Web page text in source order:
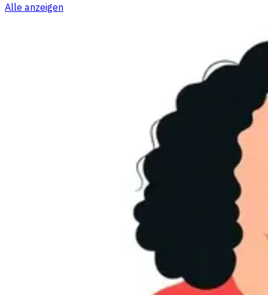
Alle anzeigen